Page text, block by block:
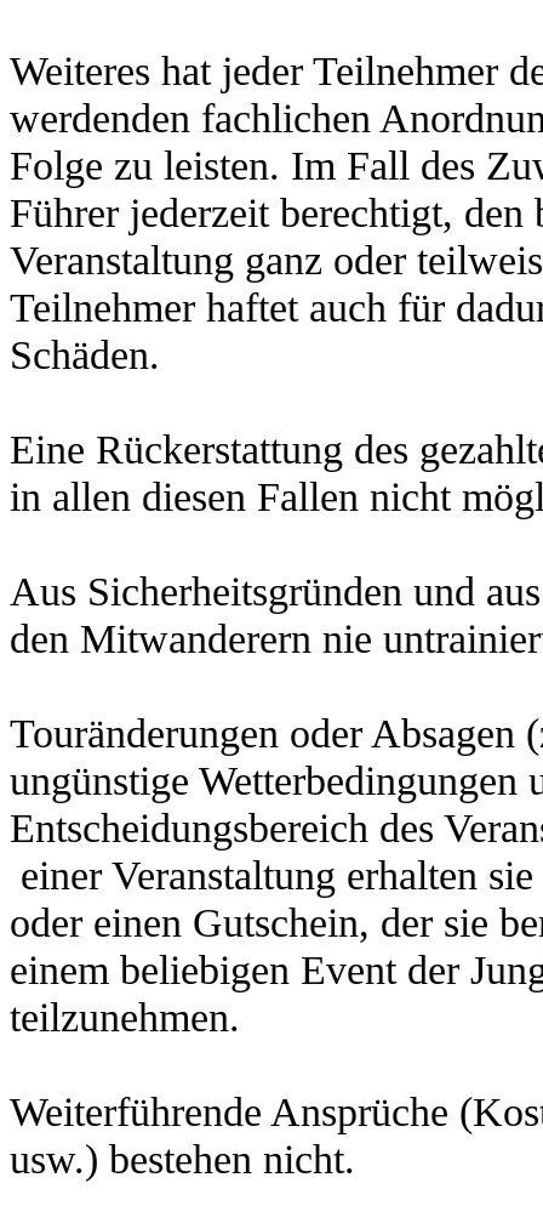
Weiteres hat jeder Teilnehmer
werdenden fachlichen
Folge zu leisten. Im Fall des
Führer jederzeit berechtigt,
Veranstaltung ganz oder
Teilnehmer haftet auch für
Schäden.
Eine Rückerstattung des
in allen diesen Fallen nicht
Aus Sicherheitsgründen und
den Mitwanderern nie
Touränderungen oder Absagen
ungünstige Wetterbedingungen
Entscheidungsbereich des
einer Veranstaltung erhalten
oder einen Gutschein, der sie
einem beliebigen Event der
teilzunehmen.
Weiterführende Ansprüche
usw.) bestehen nicht.